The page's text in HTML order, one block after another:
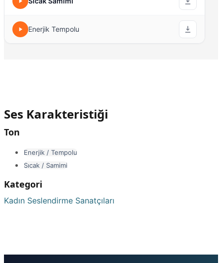
Enerjik Tempolu
Ses Karakteristiği
Ton
Enerjik / Tempolu
Sıcak / Samimi
Kategori
Kadın Seslendirme Sanatçıları